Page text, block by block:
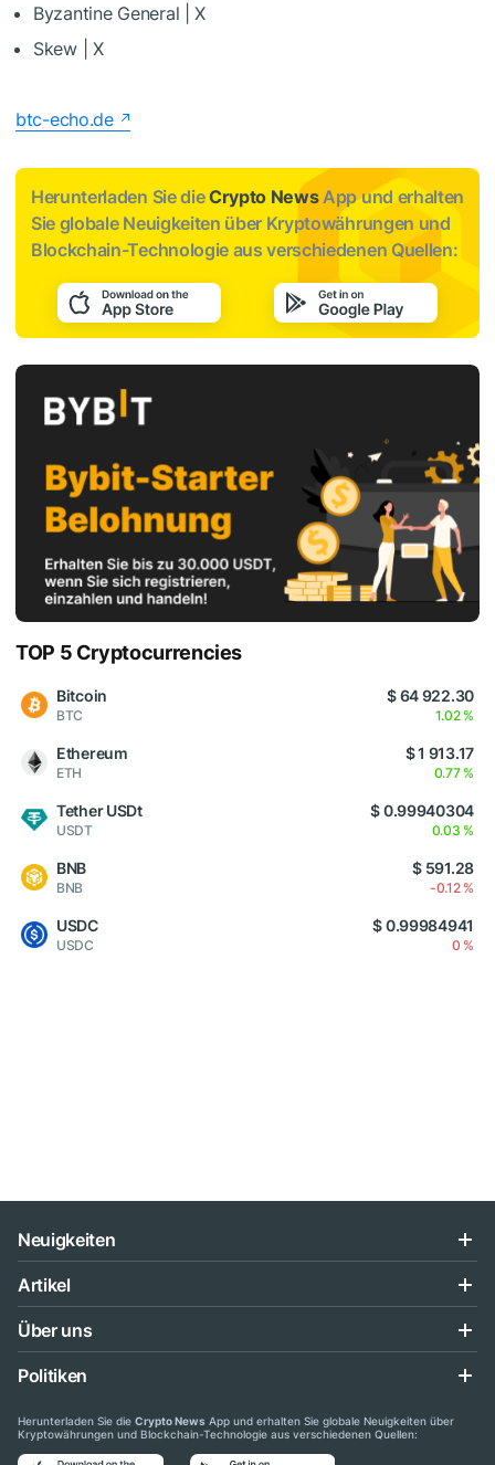
Byzantine General | X
Skew | X
btc-echo.de
Herunterladen Sie dieCrypto NewsApp und erhalten
Sie globale Neuigkeiten über Kryptowährungen und
Blockchain-Technologie aus verschiedenen Quellen:
TOP 5 Cryptocurrencies
Bitcoin
BTC
$ 64 922.30
1.02 %
Ethereum
ETH
$ 1 913.17
0.77 %
Tether USDt
USDT
$ 0.99940304
0.03 %
BNB
BNB
$ 591.28
-0.12 %
USDC
USDC
$ 0.99984941
0 %
Neuigkeiten
Artikel
Über uns
Politiken
Herunterladen Sie die Crypto News App und erhalten Sie globale Neuigkeiten über
Kryptowährungen und Blockchain-Technologie aus verschiedenen Quellen: